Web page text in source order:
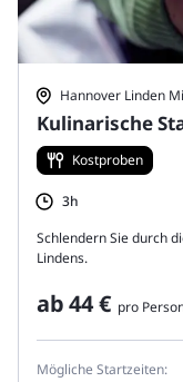
Kulinarische
Hannover Linden
Kostproben
3h
Schlendern Sie durch
Lindens.
ab44 € pro
Mögliche Startzeiten: